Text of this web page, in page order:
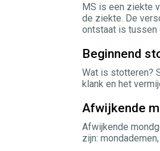
MS is een ziekte
de ziekte. De
ontstaat is tussen
Beginnend
Wat is stotteren?
klank en het
Afwijkende
Afwijkende
zijn: